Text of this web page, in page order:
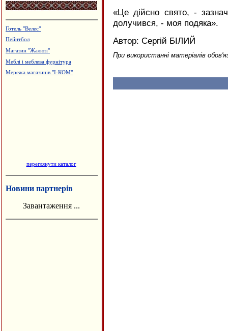
Виробництво вікон та дверей з ПВХ
устаткування штампів і пресформ,
переглянути каталог
Новини партнерів
Завантаження ...
«Це дійсно свято, -
долучився, - моя подяка».
Автор: Сергій БІЛИЙ
При використанні матеріалів